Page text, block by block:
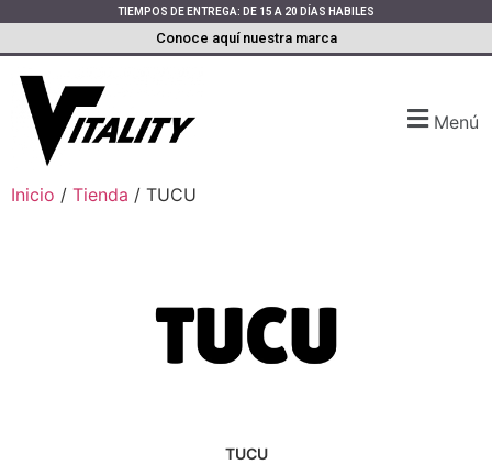
TIEMPOS DE ENTREGA: DE 15 A 20 DÍAS HABILES
Conoce aquí nuestra marca
Menú
Inicio / Tienda / TUCU
TUCU